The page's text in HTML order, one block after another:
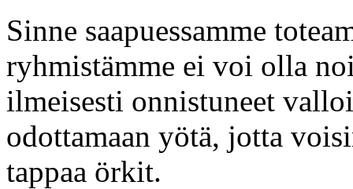
Sinne saapuessamme
ryhmistämme ei voi olla
ilmeisesti onnistuneet
odottamaan yötä, jotta
tappaa örkit.